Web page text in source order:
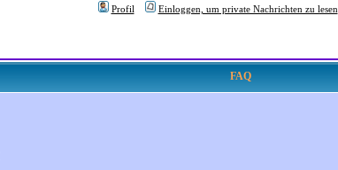
Profil
Einloggen, um private Nachrichten zu lesen
FAQ